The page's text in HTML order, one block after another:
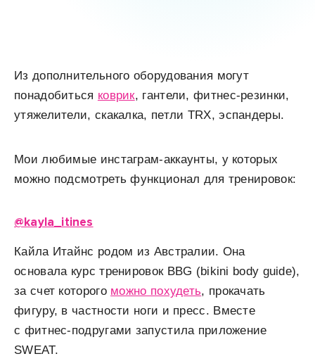
Из дополнительного оборудования могут
понадобиться коврик, гантели, фитнес-резинки,
утяжелители, скакалка, петли TRX, эспандеры.
Мои любимые инстаграм-аккаунты, у которых
можно подсмотреть функционал для тренировок:
@kayla_itines
Кайла Итайнс родом из Австралии. Она
основала курс тренировок BBG (bikini body guide),
за счет которого можно похудеть, прокачать
фигуру, в частности ноги и пресс. Вместе
с фитнес-подругами запустила приложение
SWEAT.